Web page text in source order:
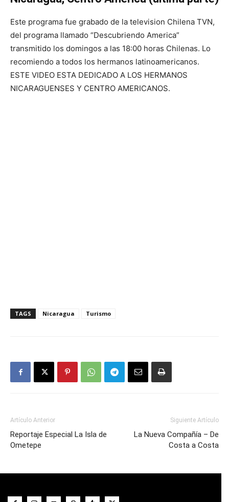
Este programa fue grabado de la television Chilena TVN,
del programa llamado “Descubriendo America”
transmitido los domingos a las 18:00 horas Chilenas. Lo
recomiendo a todos los hermanos latinoamericanos.
ESTE VIDEO ESTA DEDICADO A LOS HERMANOS
NICARAGUENSES Y CENTRO AMERICANOS.
TAGS Nicaragua Turismo
Artículo Anterior
Reportaje Especial La Isla de
Ometepe
Siguiente Artículo
La Nueva Compañía – De
Costa a Costa